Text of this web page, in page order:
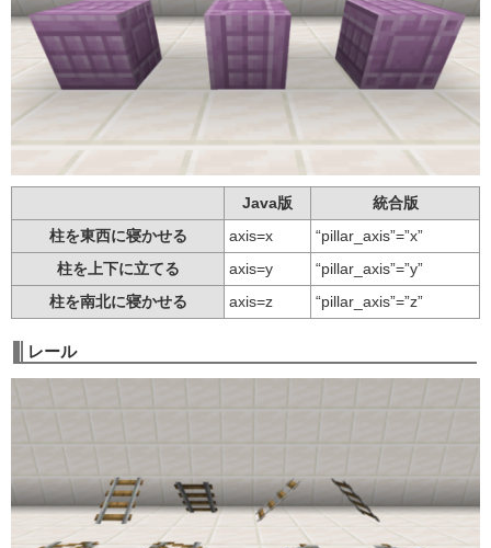
Java版
統合版
柱を東西に寝かせる
axis=x
“pillar_axis”=”x”
柱を上下に立てる
axis=y
“pillar_axis”=”y”
柱を南北に寝かせる
axis=z “pillar_axis”=”z”
レール